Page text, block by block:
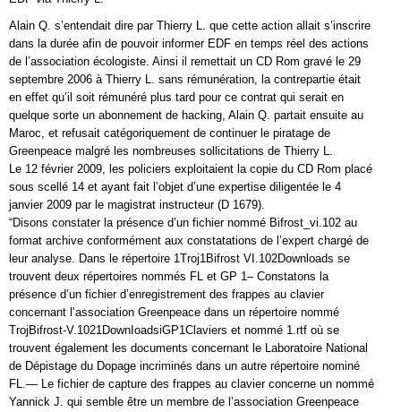
Alain Q. s’entendait dire par Thierry L. que cette action allait s’inscrire
dans la durée afin de pouvoir informer EDF en temps réel des actions
de l’association écologiste. Ainsi il remettait un CD Rom gravé le 29
septembre 2006 à Thierry L. sans rémunération, la contrepartie était
en effet qu’il soit rémunéré plus tard pour ce contrat qui serait en
quelque sorte un abonnement de hacking, Alain Q. partait ensuite au
Maroc, et refusait catégoriquement de continuer le piratage de
Greenpeace malgré les nombreuses sollicitations de Thierry L.
Le 12 février 2009, les policiers exploitaient la copie du CD Rom placé
sous scellé 14 et ayant fait l’objet d’une expertise diligentée le 4
janvier 2009 par le magistrat instructeur (D 1679).
“Disons constater la présence d’un fichier nommé Bifrost_vi.102 au
format archive conformément aux constatations de l’expert chargé de
leur analyse. Dans le répertoire 1Troj1Bifrost VI.102Downloads se
trouvent deux répertoires nommés FL et GP 1– Constatons la
présence d’un fichier d’enregistrement des frappes au clavier
concernant l’association Greenpeace dans un répertoire nommé
TrojBifrost-V.1021DownIoadsiGP1Claviers et nommé 1.rtf où se
trouvent également les documents concernant le Laboratoire National
de Dépistage du Dopage incriminés dans un autre répertoire nominé
FL.— Le fichier de capture des frappes au clavier concerne un nommé
Yannick J. qui semble être un membre de l’association Greenpeace